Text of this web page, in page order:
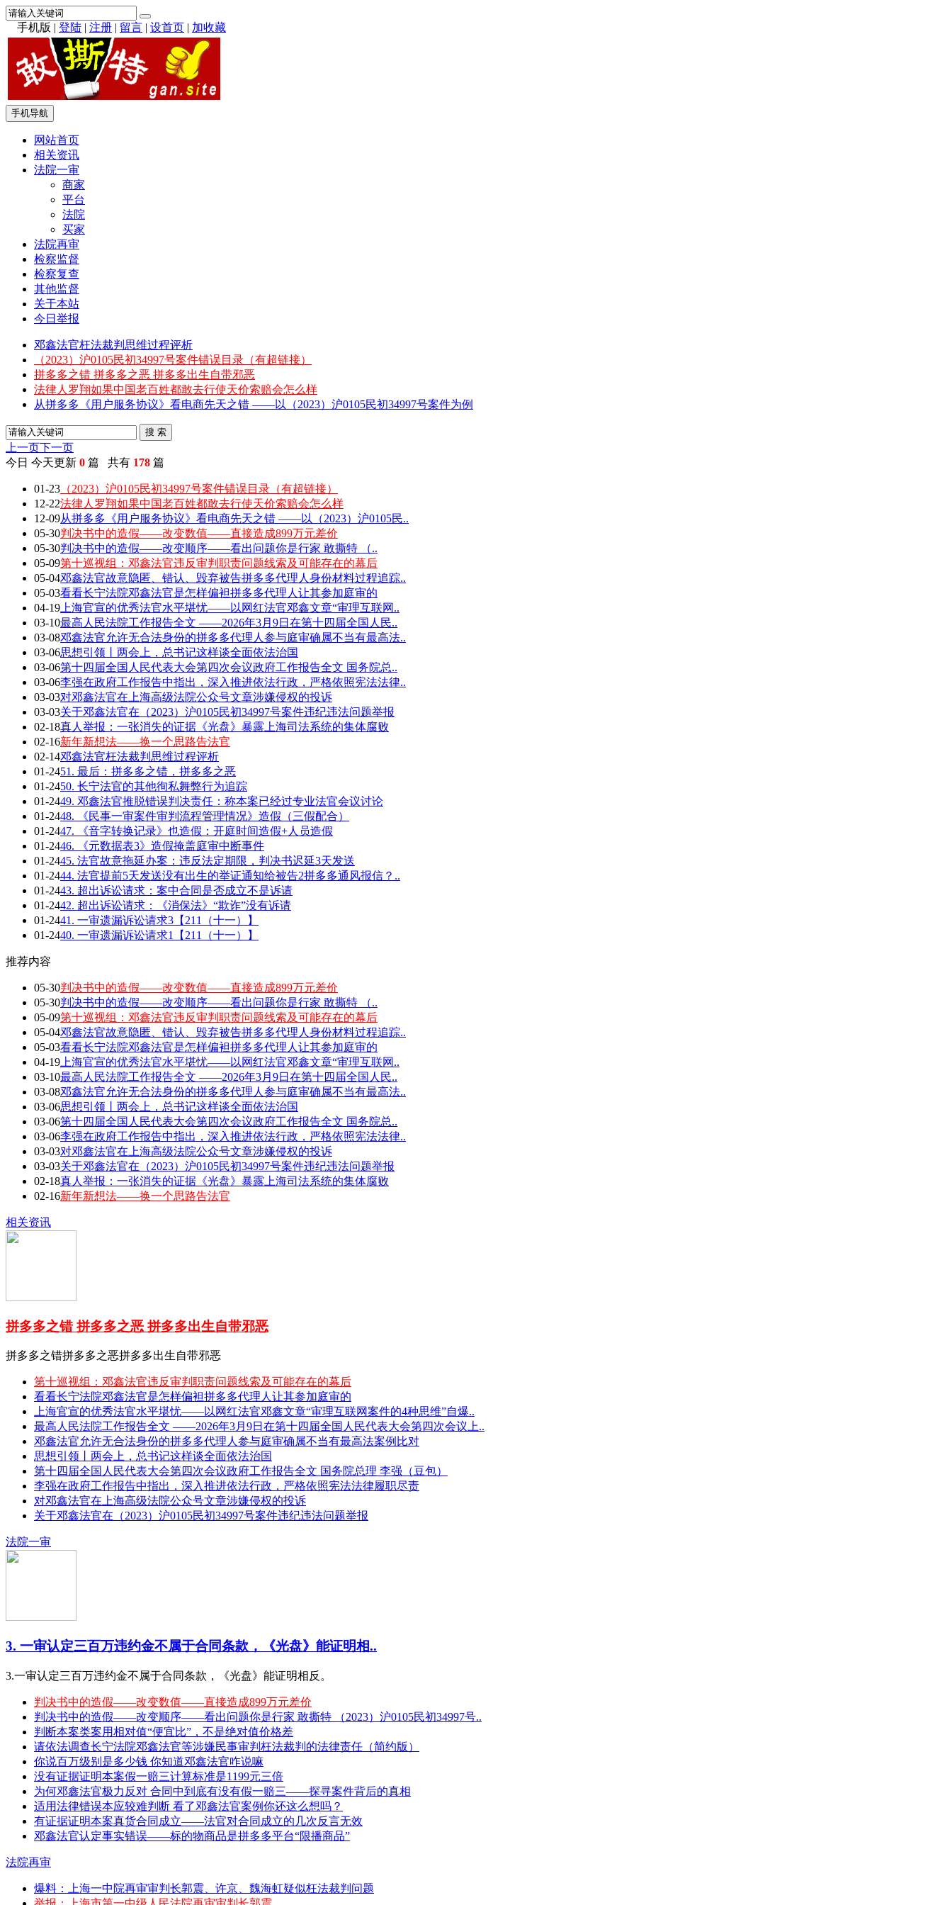
手机版 | 登陆 | 注册 | 留言 | 设首页 | 加收藏
手机导航
网站首页
相关资讯
法院一审
商家
平台
法院
买家
法院再审
检察监督
检察复查
其他监督
关于本站
今日举报
邓鑫法官枉法裁判思维过程评析
（2023）沪0105民初34997号案件错误目录（有超链接）
拼多多之错 拼多多之恶 拼多多出生自带邪恶
法律人罗翔如果中国老百姓都敢去行使天价索赔会怎么样
从拼多多《用户服务协议》看电商先天之错 ——以（2023）沪0105民初34997号案件为例
搜 索
上一页下一页
今日 今天更新 0 篇 共有 178 篇
01-23 （2023）沪0105民初34997号案件错误目录（有超链接）
12-22法律人罗翔如果中国老百姓都敢去行使天价索赔会怎么样
12-09从拼多多《用户服务协议》看电商先天之错 ——以（2023）沪0105民..
05-30判决书中的造假——改变数值——直接造成899万元差价
05-30判决书中的造假——改变顺序——看出问题你是行家 敢撕特 （..
05-09第十巡视组：邓鑫法官违反审判职责问题线索及可能存在的幕后
05-04邓鑫法官故意隐匿、错认、毁弃被告拼多多代理人身份材料过程追踪..
05-03看看长宁法院邓鑫法官是怎样偏袒拼多多代理人让其参加庭审的
04-19 上海官宣的优秀法官水平堪忧——以网红法官邓鑫文章“审理互联网..
03-10最高人民法院工作报告全文 ——2026年3月9日在第十四届全国人民..
03-08邓鑫法官允许无合法身份的拼多多代理人参与庭审确属不当有最高法..
03-06思想引领丨两会上，总书记这样谈全面依法治国
03-06第十四届全国人民代表大会第四次会议政府工作报告全文 国务院总..
03-06李强在政府工作报告中指出，深入推进依法行政，严格依照宪法法律..
03-03对邓鑫法官在上海高级法院公众号文章涉嫌侵权的投诉
03-03关于邓鑫法官在（2023）沪0105民初34997号案件违纪违法问题举报
02-18真人举报：一张消失的证据《光盘》暴露上海司法系统的集体腐败
02-16新年新想法——换一个思路告法官
02-14邓鑫法官枉法裁判思维过程评析
01-2451. 最后：拼多多之错，拼多多之恶
01-2450. 长宁法官的其他徇私舞弊行为追踪
01-2449. 邓鑫法官推脱错误判决责任：称本案已经过专业法官会议讨论
01-2448. 《民事一审案件审判流程管理情况》造假（三假配合）
01-2447. 《音字转换记录》也造假：开庭时间造假+人员造假
01-2446. 《元数据表3》造假掩盖庭审中断事件
01-2445. 法官故意拖延办案：违反法定期限，判决书迟延3天发送
01-2444. 法官提前5天发送没有出生的举证通知给被告2拼多多通风报信？..
01-2443. 超出诉讼请求：案中合同是否成立不是诉请
01-2442. 超出诉讼请求：《消保法》“欺诈”没有诉请
01-2441. 一审遗漏诉讼请求3【211（十一）】
01-2440. 一审遗漏诉讼请求1【211（十一）】
推荐内容
05-30判决书中的造假——改变数值——直接造成899万元差价
05-30判决书中的造假——改变顺序——看出问题你是行家 敢撕特 （..
05-09第十巡视组：邓鑫法官违反审判职责问题线索及可能存在的幕后
05-04邓鑫法官故意隐匿、错认、毁弃被告拼多多代理人身份材料过程追踪..
05-03看看长宁法院邓鑫法官是怎样偏袒拼多多代理人让其参加庭审的
04-19 上海官宣的优秀法官水平堪忧——以网红法官邓鑫文章“审理互联网..
03-10最高人民法院工作报告全文 ——2026年3月9日在第十四届全国人民..
03-08邓鑫法官允许无合法身份的拼多多代理人参与庭审确属不当有最高法..
03-06思想引领丨两会上，总书记这样谈全面依法治国
03-06第十四届全国人民代表大会第四次会议政府工作报告全文 国务院总..
03-06李强在政府工作报告中指出，深入推进依法行政，严格依照宪法法律..
03-03对邓鑫法官在上海高级法院公众号文章涉嫌侵权的投诉
03-03关于邓鑫法官在（2023）沪0105民初34997号案件违纪违法问题举报
02-18真人举报：一张消失的证据《光盘》暴露上海司法系统的集体腐败
02-16新年新想法——换一个思路告法官
相关资讯
拼多多之错 拼多多之恶 拼多多出生自带邪恶
拼多多之错拼多多之恶拼多多出生自带邪恶
第十巡视组：邓鑫法官违反审判职责问题线索及可能存在的幕后
看看长宁法院邓鑫法官是怎样偏袒拼多多代理人让其参加庭审的
上海官宣的优秀法官水平堪忧——以网红法官邓鑫文章“审理互联网案件的4种思维”自爆..
最高人民法院工作报告全文 ——2026年3月9日在第十四届全国人民代表大会第四次会议上..
邓鑫法官允许无合法身份的拼多多代理人参与庭审确属不当有最高法案例比对
思想引领丨两会上，总书记这样谈全面依法治国
第十四届全国人民代表大会第四次会议政府工作报告全文 国务院总理 李强（豆包）
李强在政府工作报告中指出，深入推进依法行政，严格依照宪法法律履职尽责
对邓鑫法官在上海高级法院公众号文章涉嫌侵权的投诉
关于邓鑫法官在（2023）沪0105民初34997号案件违纪违法问题举报
法院一审
3. 一审认定三百万违约金不属于合同条款，《光盘》能证明相..
3.一审认定三百万违约金不属于合同条款，《光盘》能证明相反。
判决书中的造假——改变数值——直接造成899万元差价
判决书中的造假——改变顺序——看出问题你是行家 敢撕特 （2023）沪0105民初34997号..
判断本案类案用相对值“便宜比”，不是绝对值价格差
请依法调查长宁法院邓鑫法官等涉嫌民事审判枉法裁判的法律责任（简约版）
你说百万级别是多少钱 你知道邓鑫法官咋说嘛
没有证据证明本案假一赔三计算标准是1199元三倍
为何邓鑫法官极力反对 合同中到底有没有假一赔三——探寻案件背后的真相
适用法律错误本应较难判断 看了邓鑫法官案例你还这么想吗？
有证据证明本案真货合同成立——法官对合同成立的几次反言无效
邓鑫法官认定事实错误——标的物商品是拼多多平台“限播商品”
法院再审
爆料：上海一中院再审审判长郭震、许京、魏海虹疑似枉法裁判问题